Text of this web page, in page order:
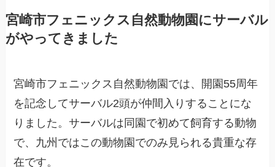
宮崎市フェニックス自然動物園にサーバル
がやってきました
宮崎市フェニックス自然動物園では、開園55周年
を記念してサーバル2頭が仲間入りすることにな
りました。サーバルは同園で初めて飼育する動物
で、九州ではこの動物園でのみ見られる貴重な存
在です。